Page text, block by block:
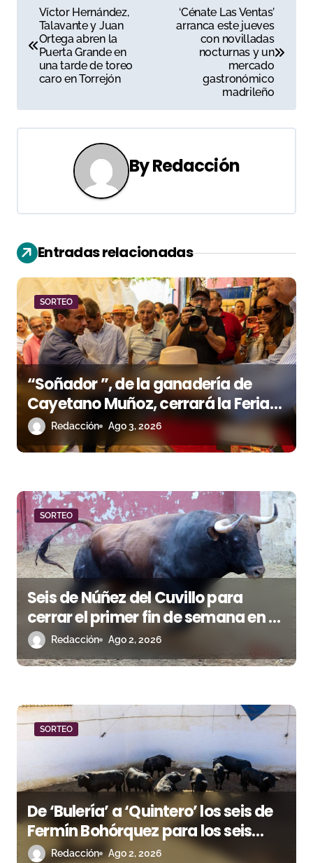
a
g
i
ó
n
d
e
e
n
t
r
d
a
s
Víctor Hernández,
Talavante y Juan
Ortega abren la
Puerta Grande en
una tarde de toreo
caro en Torrejón
‘Cénate Las Ventas’
arranca este jueves
con novilladas
nocturnas y un
mercado
gastronómico
madrileño
ByRedacción
Entradas relacionadas
SORTEO
“Soñador ”, de la ganadería de
Cayetano Muñoz, cerrará la Feria
de las Colombinas 2026
Redacción Ago 3, 2026
SORTEO
Seis de Núñez del Cuvillo para
cerrar el primer fin de semana en El
Puerto de Santa María
Redacción Ago 2, 2026
SORTEO
De ‘Bulería’ a ‘Quintero’ los seis de
Fermín Bohórquez para los seis
rejoneadores esta tarde en Huelva
Redacción Ago 2, 2026